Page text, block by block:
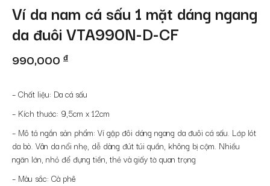
Ví da nam cá sấu 1 mặt dáng ngang
da đuôi VTA990N-D-CF
990,000 đ
– Chất liệu: Da cá sấu
– Kích thước: 9,5cm x 12cm
– Mô tả ngắn sản phẩm: Ví gập đôi dáng ngang da đuôi cá sấu. Lớp lót
da bò. Vân da nổi nhẹ, dễ dàng đút túi quần, không bị cộm. Nhiều
ngăn lớn, nhỏ để đựng tiền, thẻ và giấy tờ quan trọng
– Màu sắc: Cà phê